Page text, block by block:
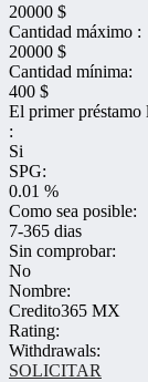
20000 $
Cantidad máximo :
20000 $
Cantidad mínima:
400 $
El primer préstamo
:
Si
SPG:
0.01 %
Como sea posible:
7-365 dias
Sin comprobar:
No
Nombre:
Credito365 MX
Rating:
Withdrawals:
SOLICITAR